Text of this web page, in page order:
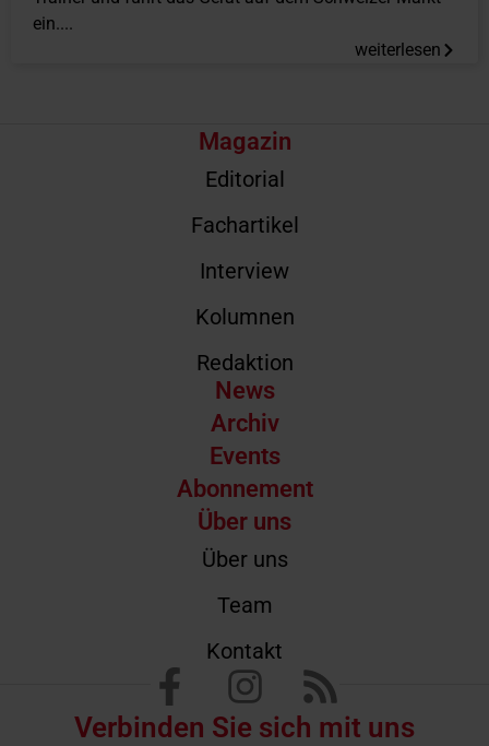
ein....
weiterlesen
Magazin
Editorial
Fachartikel
Interview
Kolumnen
Redaktion
News
Archiv
Events
Abonnement
Über uns
Über uns
Team
Kontakt
Verbinden Sie sich mit uns